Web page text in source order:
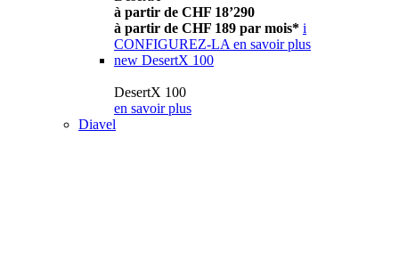
à partir de CHF 18’290
à partir de CHF 189 par mois* i
CONFIGUREZ-LA en savoir plus
new DesertX 100
DesertX 100
en savoir plus
Diavel